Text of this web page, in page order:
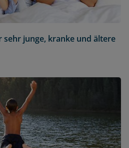
sehr junge, kranke und ältere